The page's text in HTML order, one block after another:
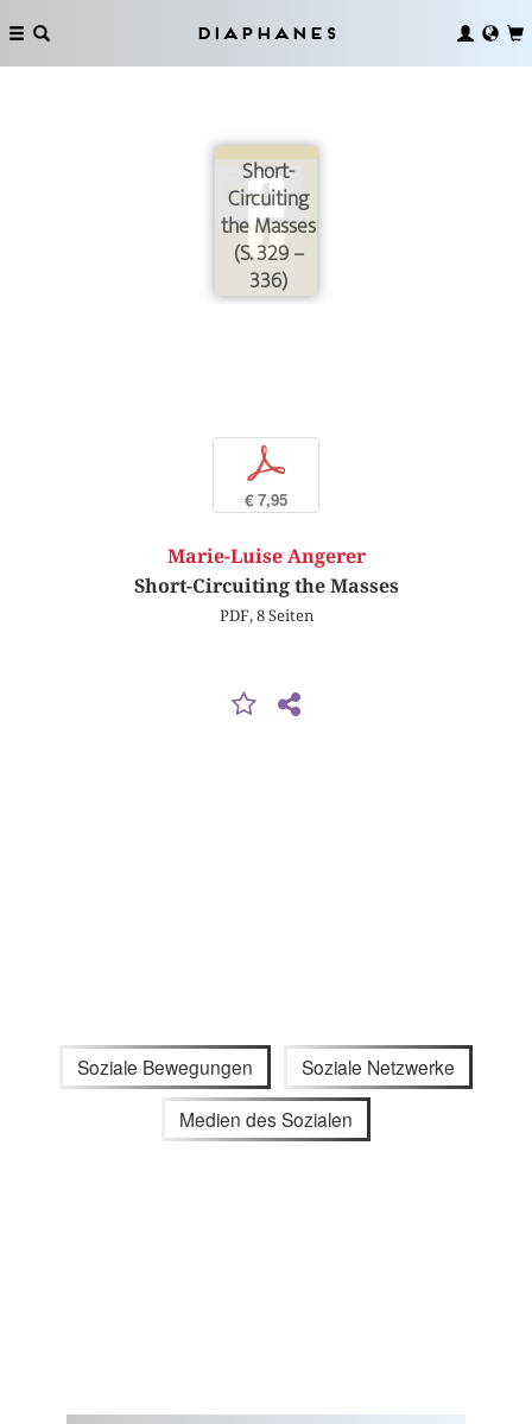
Diaphanes
Short-
Circuiting
the Masses
(S. 329 –
336)
p
€ 7,95
Marie-Luise Angerer
Short-Circuiting the Masses
PDF, 8 Seiten
Soziale Bewegungen Soziale Netzwerke
Medien des Sozialen